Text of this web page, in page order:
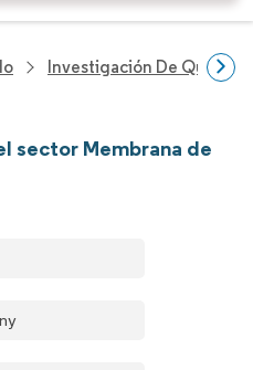
Investigación De
sector Membrana de